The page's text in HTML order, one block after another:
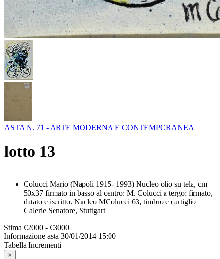
ASTA N. 71 - ARTE MODERNA E CONTEMPORANEA
lotto 13
Colucci Mario (Napoli 1915- 1993) Nucleo olio su tela, cm
50x37 firmato in basso al centro: M. Colucci a tergo: firmato,
datato e iscritto: Nucleo MColucci 63; timbro e cartiglio
Galerie Senatore, Stuttgart
Stima €2000 - €3000
Informazione asta 30/01/2014 15:00
Tabella Incrementi
×